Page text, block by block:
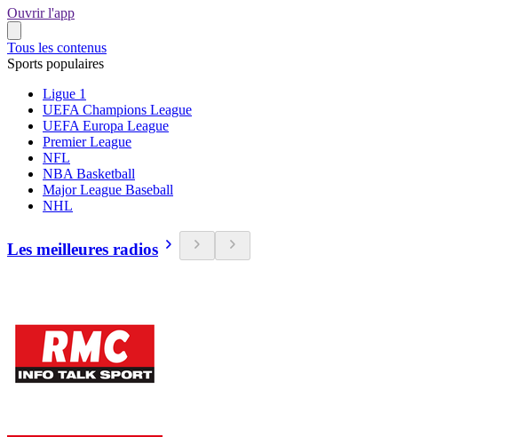
Ouvrir l'app
Tous les contenus
Sports populaires
Ligue 1
UEFA Champions League
UEFA Europa League
Premier League
NFL
NBA Basketball
Major League Baseball
NHL
Les meilleures radios